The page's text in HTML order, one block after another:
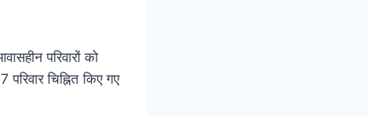
परिवारों को
चिह्नित किए गए